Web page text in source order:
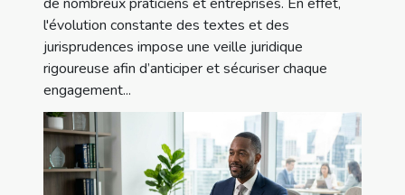
l'évolution constante des textes et des
jurisprudences impose une veille juridique
rigoureuse afin d’anticiper et sécuriser chaque
engagement...